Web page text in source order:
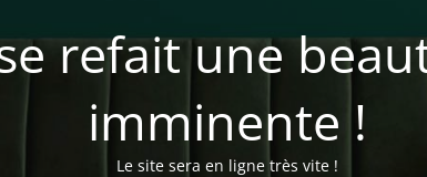
refait une
imminente !
Le site sera en ligne très vite !